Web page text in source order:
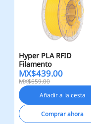
Hyper PLA RFID
Filamento
MX$439.00
MX$659.00
Añadir a la cesta
Comprar ahora